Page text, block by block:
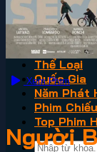
VN2
Phim Lẻ
Phim Bộ
Thể Loại
Quốc Gia
Năm Phát
Phim
Top Phim
Xem Phim
Người